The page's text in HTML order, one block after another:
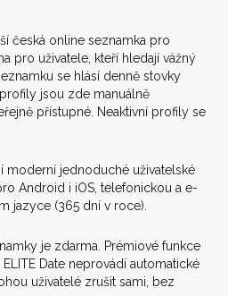
česká online seznamka pro
pro uživatele, kteří hledají vážný
se hlásí denně stovky
jsou zde manuálně
přístupné. Neaktivní profily se
moderní jednoduché uživatelské
Android i iOS, telefonickou a e-
jazyce (365 dní v roce).
je zdarma. Prémiové funkce
Date neprovádí automatické
uživatelé zrušit sami, bez